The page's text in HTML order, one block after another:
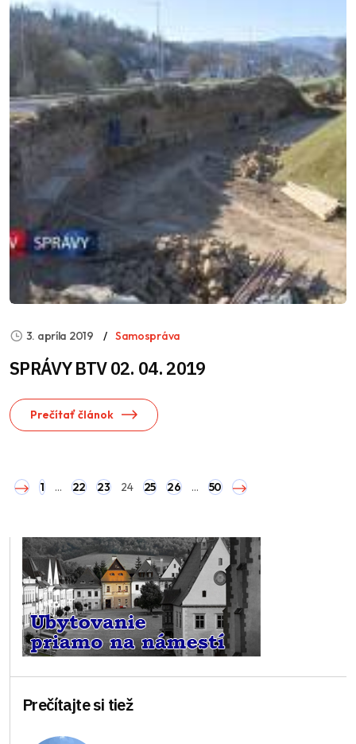
3. apríla 2019 Samospráva
SPRÁVY BTV 02. 04. 2019
Prečítať článok
1 … 22 23 24 25 26 … 50
Prečítajte si tiež